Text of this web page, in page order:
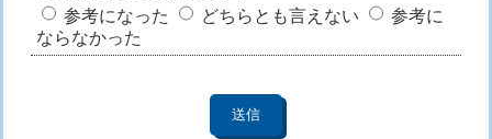
参考になった
どちらとも言えない
参考に
ならなかった